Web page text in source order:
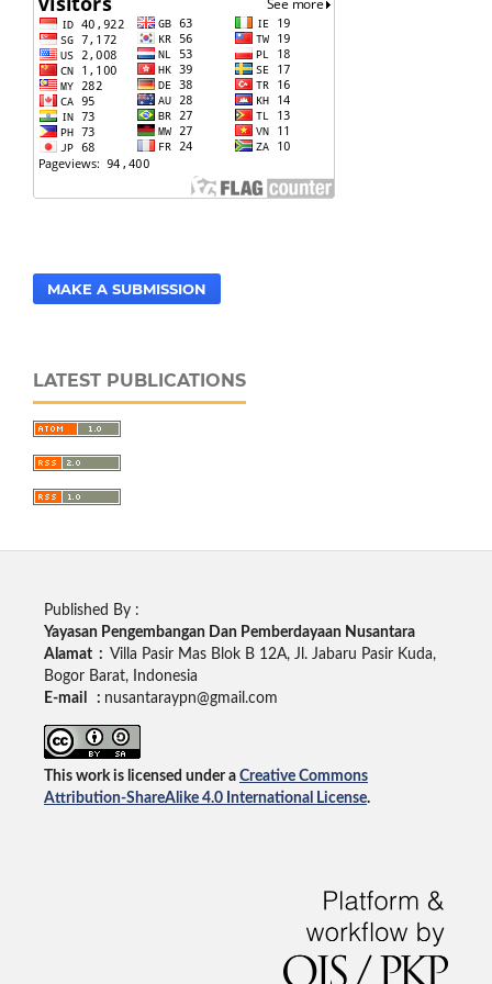
MAKE A SUBMISSION
LATEST PUBLICATIONS
Published By :
Yayasan Pengembangan Dan Pemberdayaan Nusantara
Alamat : Villa Pasir Mas Blok B 12A, Jl. Jabaru Pasir Kuda,
Bogor Barat, Indonesia
E-mail : nusantaraypn@gmail.com
This work is licensed under a Creative Commons
Attribution-ShareAlike 4.0 International License.